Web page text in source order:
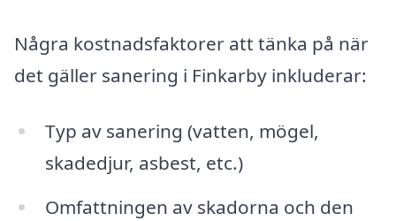
Några kostnadsfaktorer att tänka på när
det gäller sanering i Finkarby inkluderar:
Typ av sanering (vatten, mögel,
skadedjur, asbest, etc.)
Omfattningen av skadorna och den